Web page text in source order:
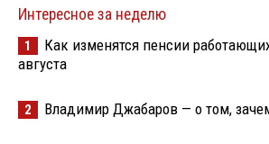
Интересное за неделю
1
Как изменятся пенсии
августа
2 Владимир Джабаров — о том,